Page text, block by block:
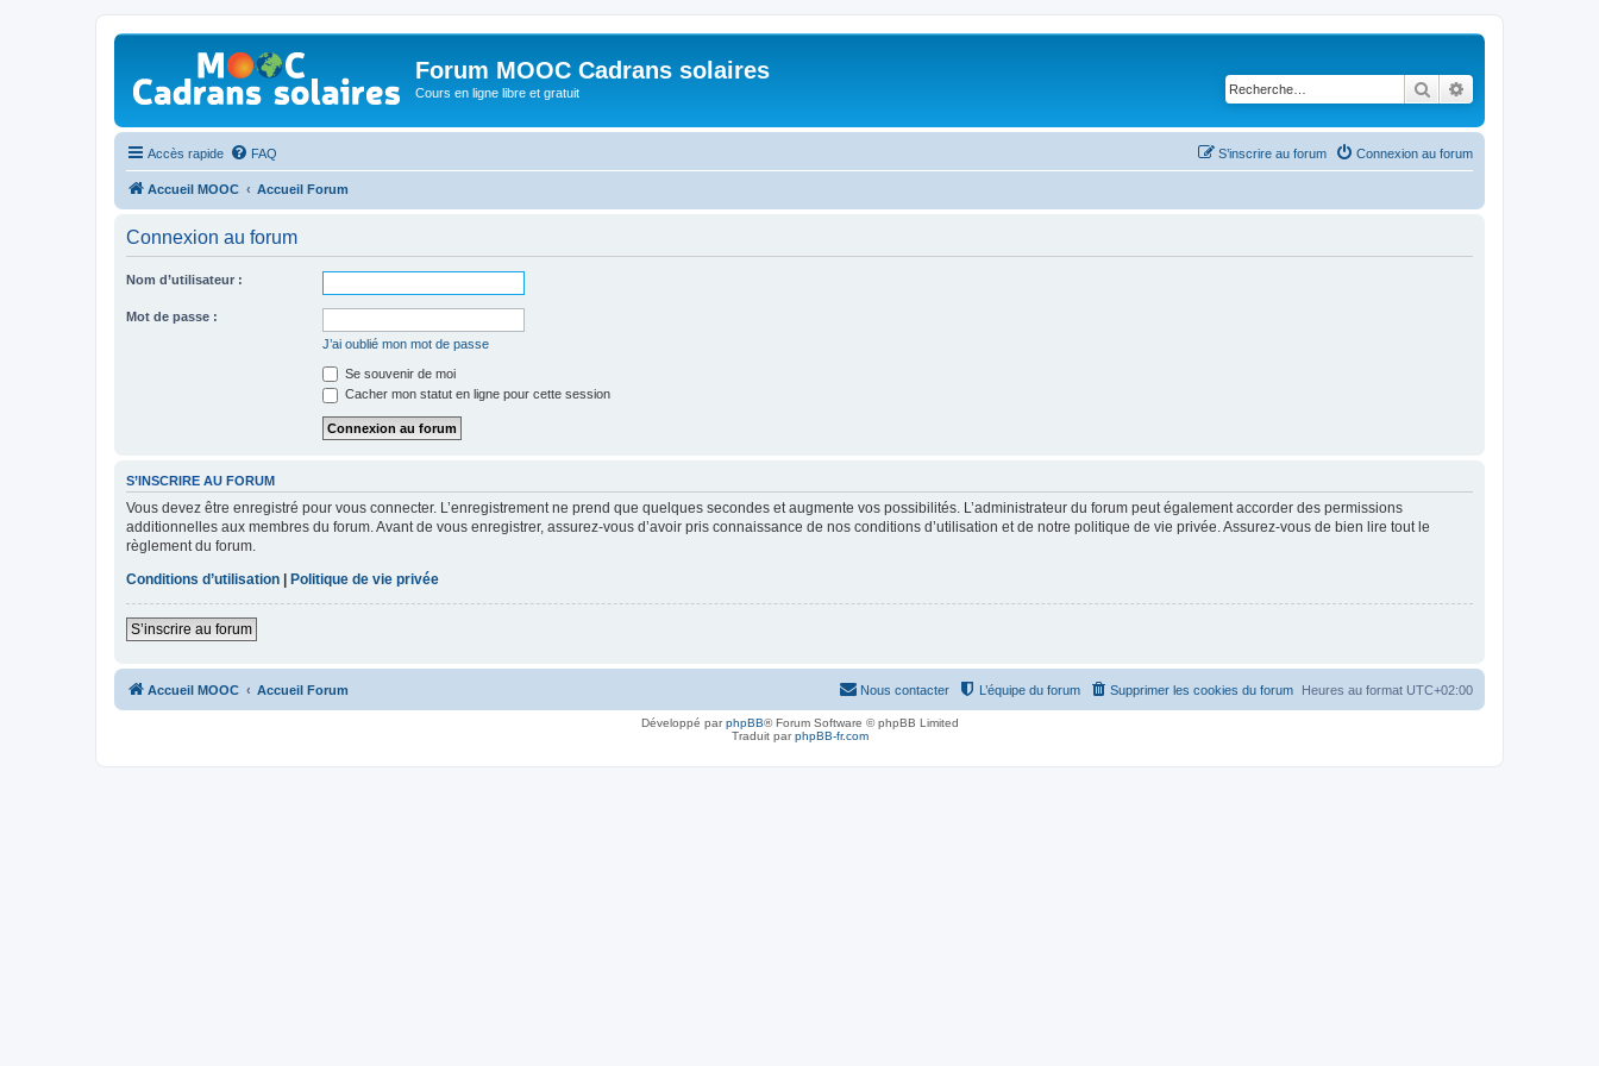
Forum MOOC Cadrans solaires
Cours en ligne libre et gratuit Rechercher
Accès rapide FAQ Connexion au forum
S’inscrire au forum
Accueil MOOC Accueil Forum
Connexion au forum
Nom d’utilisateur :
Mot de passe :
J’ai oublié mon mot de passe
Se souvenir de moi
Cacher mon statut en ligne pour cette session
S’INSCRIRE AU FORUM
Vous devez être enregistré pour vous connecter. L’enregistrement ne prend que quelques secondes et augmente vos possibilités. L’administrateur du forum peut également accorder des permissions
additionnelles aux membres du forum. Avant de vous enregistrer, assurez-vous d’avoir pris connaissance de nos conditions d’utilisation et de notre politique de vie privée. Assurez-vous de bien lire tout le
règlement du forum.
Conditions d’utilisation
Politique de vie privée
S’inscrire au forum
Accueil MOOC Accueil Forum Heures au format UTC+02:00
Supprimer les cookies du forum
L’équipe du forum
Nous contacter
Développé parphpBB® Forum Software © phpBB Limited
Traduit parphpBB-fr.com